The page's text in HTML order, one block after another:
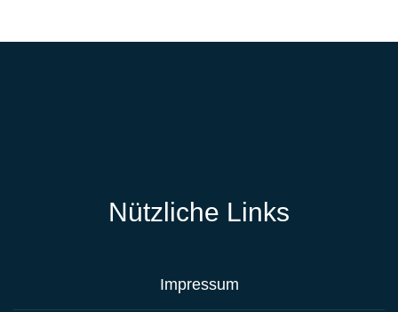
Nützliche Links
Impressum